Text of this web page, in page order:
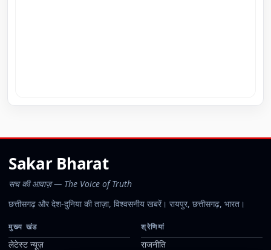
Sakar Bharat
सच की आवाज़ — The Voice of Truth
छत्तीसगढ़ और देश-दुनिया की ताज़ा, विश्वसनीय खबरें। रायपुर, छत्तीसगढ़, भारत।
मुख्य खंड
लेटेस्ट न्यूज़
श्रेणियां
राजनीति